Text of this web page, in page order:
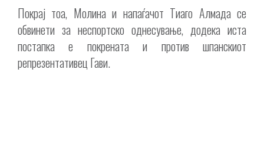
Покрај тоа, Молина и напаѓачот Тиаго Алмада се
обвинети за неспортско однесување, додека иста
постапка е покрената и против шпанскиот
репрезентативец Гави.